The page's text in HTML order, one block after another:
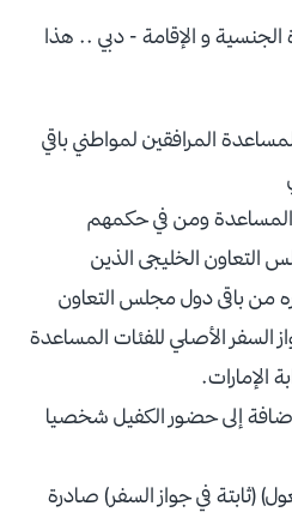
و الإقامة - دبي .. هذا
المرافقين لمواطني باقي
ومن في حكمهم
التعاون الخليجى الذين
من باقى دول مجلس التعاون
السفر الأصلي للفئات المساعدة
الإمارات.
إلى حضور الكفيل شخصيا
(ثابتة في جواز السفر) صادرة